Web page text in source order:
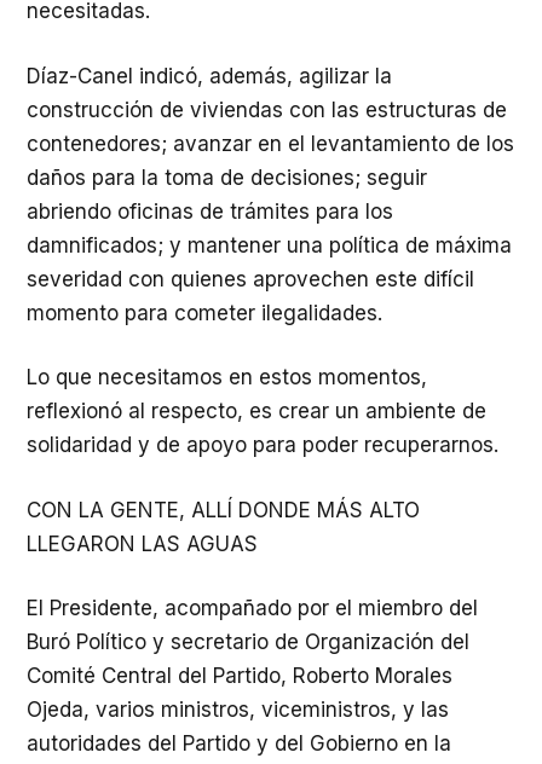
necesitadas.
Díaz-Canel indicó, además, agilizar la
construcción de viviendas con las estructuras de
contenedores; avanzar en el levantamiento de los
daños para la toma de decisiones; seguir
abriendo oficinas de trámites para los
damnificados; y mantener una política de máxima
severidad con quienes aprovechen este difícil
momento para cometer ilegalidades.
Lo que necesitamos en estos momentos,
reflexionó al respecto, es crear un ambiente de
solidaridad y de apoyo para poder recuperarnos.
CON LA GENTE, ALLÍ DONDE MÁS ALTO
LLEGARON LAS AGUAS
El Presidente, acompañado por el miembro del
Buró Político y secretario de Organización del
Comité Central del Partido, Roberto Morales
Ojeda, varios ministros, viceministros, y las
autoridades del Partido y del Gobierno en la